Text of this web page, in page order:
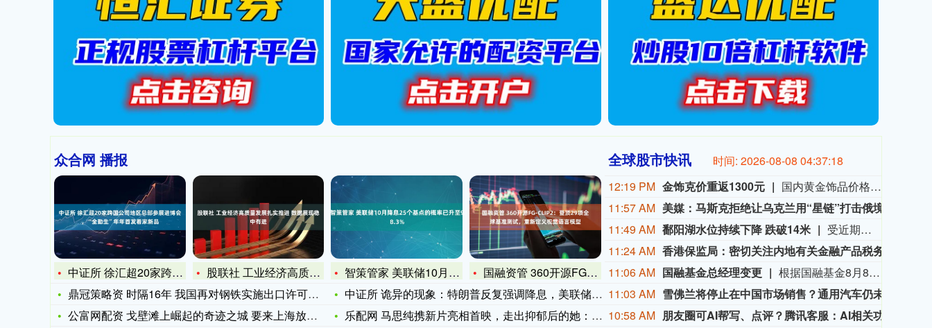
众合网 播报
中证所 徐汇超20家跨国公司地区总部参展进博会，“全勤生”年
股联社 工业经济高质量发展扎实推进 数据展现稳中有进
鼎冠策略资 时隔16年 我国再对钢铁实施出口许可证管理
公富网配资 戈壁滩上崛起的奇迹之城 要来上海放大招了！
智策管家 美联储10月降息25个基点的概率已升至98.3%
国融资管 360开源FG-CLIP2：登顶29项全球基准测试
中证所 诡异的现象：特朗普反复强调降息，美联储新主席候选人却
乐配网 马思纯携新片亮相首映，走出抑郁后的她：眼神有光、肢体
全球股市快讯 时间: 2026-08-08 04:37:20
12:19 PM 金饰克价重返1300元
国内黄金饰品价格对比显示，国内多家品牌足金饰品价格重返1300元，其中周生生足金饰品报1315元/克，周大福报价1308元/克，老庙黄金报价1310元/克。
11:57 AM
11:49 AM 鄱阳湖水位持续下降 跌破14米
受近期持续高温天气影响，我国最大淡水湖鄱阳湖水位快速下降。截至8月8日8时，鄱阳湖标志性水文站星子站水位下降至13.97米，较昨日下降0.13米，鄱阳湖湖口站水位下降至13.84米，湖区两岸退水痕迹明显。（央视新闻）
11:24 AM
11:06 AM 国融基金总经理变更
根据国融基金8月8日公告，总经理毛灵俊因个人原因离任，总经理职位暂由张圆辉代任。根据国融基金安排，该公司董事会选举韩光华拟任公司总经理，待韩光华完成相关程序后履职。
11:03 AM
10:58 AM